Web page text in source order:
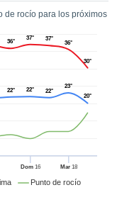
de rocío para los próximos
Punto de rocío
Dom16 Mar18
36°
37° 37°
36°
30°
22° 22° 22°
23°
20°